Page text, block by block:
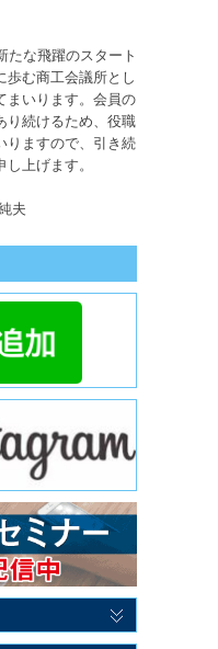
たな飛躍のスタート
歩む商工会議所とし
まいります。会員の
り続けるため、役職
りますので、引き続
上げます。
夫